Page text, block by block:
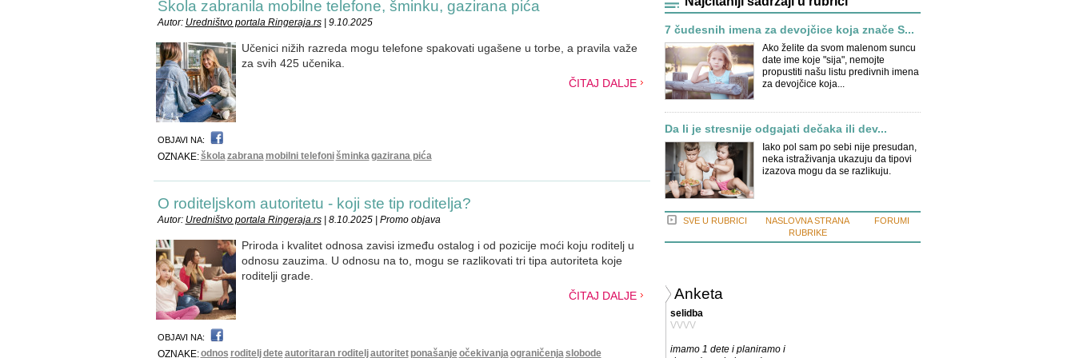
Škola zabranila mobilne telefone, šminku, gazirana pića
Autor: Uredništvo portala Ringeraja.rs| 9.10.2025
Učenici nižih razreda mogu telefone spakovati ugašene u torbe, a pravila važe
za svih 425 učenika.
ČITAJ DALJE
OBJAVI NA:
OZNAKE:školazabrana mobilni telefonišminkagazirana pića
O roditeljskom autoritetu - koji ste tip roditelja?
Autor: Uredništvo portala Ringeraja.rs| 8.10.2025 | Promo objava
Priroda i kvalitet odnosa zavisi između ostalog i od pozicije moći koju roditelj u
odnosu zauzima. U odnosu na to, mogu se razlikovati tri tipa autoriteta koje
roditelji grade.
ČITAJ DALJE
OBJAVI NA:
OZNAKE:odnos roditeljdeteautoritaran roditeljautoritet ponašanjeočekivanjaograničenjaslobode
7 čudesnih imena za devojčice koja znače S...
Ako želite da svom malenom suncu
date ime koje "sija", nemojte
propustiti našu listu predivnih imena
za devojčice koja...
Da li je stresnije odgajati dečaka ili dev...
Iako pol sam po sebi nije presudan,
neka istraživanja ukazuju da tipovi
izazova mogu da se razlikuju.
SVE U RUBRICI
NASLOVNA STRANA
RUBRIKE
FORUMI
Anketa
selidba
VVVV
imamo 1 dete i planiramo i